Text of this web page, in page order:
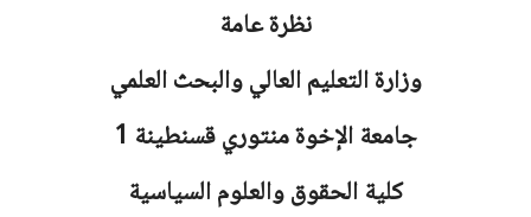
نظرة عامة
وزارة التعليم العالي والبحث العلمي
جامعةالإخوة منتوري قسنطينة 1
كلية الحقوق والعلوم السياسية